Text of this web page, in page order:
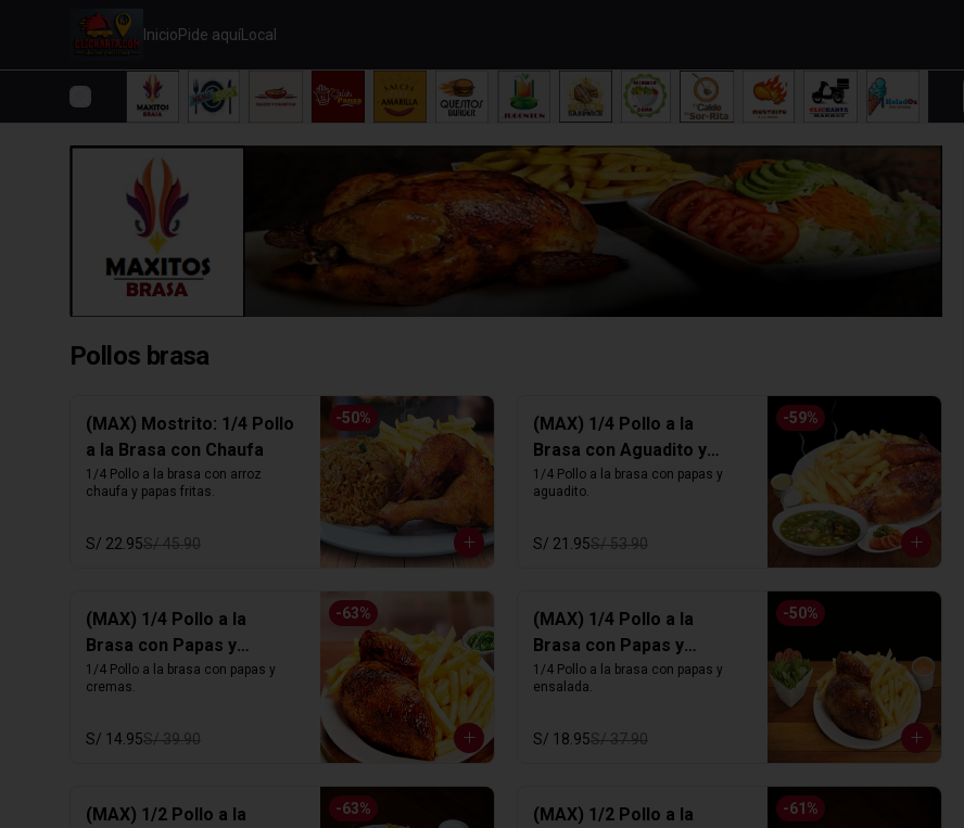
InicioPide aquíLocal
Pollos brasa
-50%
(MAX) Mostrito: 1/4 Pollo
a la Brasa con Chaufa
1/4 Pollo a la brasa con arroz
chaufa y papas fritas.
S/ 22.95S/ 45.90
-59%
(MAX) 1/4 Pollo a la
Brasa con Aguadito y
Papas fritas
1/4 Pollo a la brasa con papas y
aguadito.
S/ 21.95S/ 53.90
-63%
(MAX) 1/4 Pollo a la
Brasa con Papas y
Cremas
1/4 Pollo a la brasa con papas y
cremas.
S/ 14.95S/ 39.90
-50%
(MAX) 1/4 Pollo a la
Brasa con Papas y
Ensalada
1/4 Pollo a la brasa con papas y
ensalada.
S/ 18.95S/ 37.90
-63%
(MAX) 1/2 Pollo a la
-61 %
(MAX) 1/2 Pollo a la